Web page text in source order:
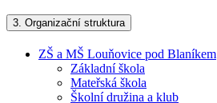
3. Organizační struktura
ZŠ a MŠ Louňovice pod Blaníkem
Základní škola
Mateřská škola
Školní družina a klub